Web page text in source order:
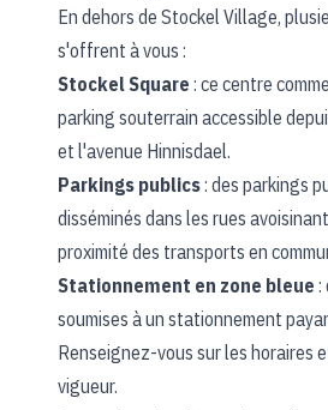
En dehors de Stockel Village,
s'offrent à vous :
Stockel Square : ce centre
parking souterrain accessible
et l'avenue Hinnisdael.
Parkings publics: des parkings
disséminés dans les rues
proximité des transports en
Stationnement en zone bleue :
soumises à un stationnement
Renseignez-vous sur les horaires
vigueur.